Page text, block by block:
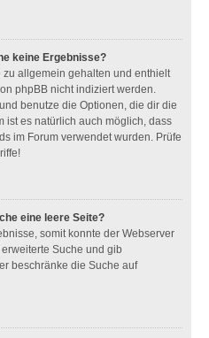
keine Ergebnisse?
allgemein gehalten und enthielt
phpBB nicht indiziert werden.
benutze die Optionen, die dir die
ist es natürlich auch möglich, dass
im Forum verwendet wurden. Prüfe
eine leere Seite?
somit konnte der Webserver
Suche und gib
beschränke die Suche auf